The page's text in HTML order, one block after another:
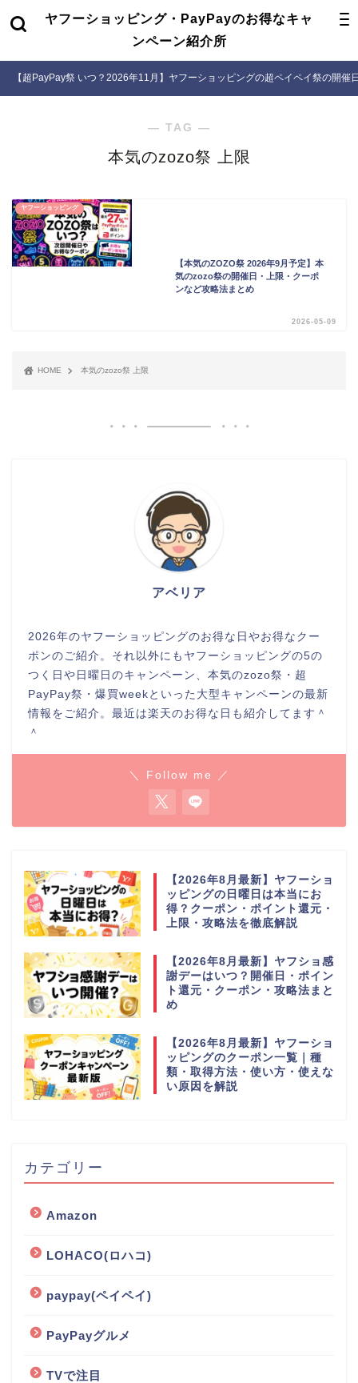
ヤフーショッピング・PayPayのお得なキャ
ンペーン紹介所
【超PayPay祭 いつ？2026年11月】ヤフーショッピングの超ペイペイ祭の開催
― TAG ―
本気のzozo祭 上限
ヤフーショッピング
【本気のZOZO祭 2026年9月予定】本
気のzozo祭の開催日・上限・クーポ
ンなど攻略法まとめ
2026-05-09
HOME 本気のzozo祭 上限
アベリア
2026年のヤフーショッピングのお得な日やお得なクー
ポンのご紹介。それ以外にもヤフーショッピングの5の
つく日や日曜日のキャンペーン、本気のzozo祭・超
PayPay祭・爆買weekといった大型キャンペーンの最新
情報をご紹介。最近は楽天のお得な日も紹介してます＾
＾
＼ Follow me ／
【2026年8月最新】ヤフーショ
ッピングの日曜日は本当にお
得？クーポン・ポイント還元・
上限・攻略法を徹底解説
【2026年8月最新】ヤフショ感
謝デーはいつ？開催日・ポイン
ト還元・クーポン・攻略法まと
め
【2026年8月最新】ヤフーショ
ッピングのクーポン一覧｜種
類・取得方法・使い方・使えな
い原因を解説
カテゴリー
Amazon
LOHACO(ロハコ)
paypay(ペイペイ)
PayPayグルメ
TVで注目